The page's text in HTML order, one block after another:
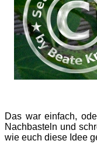
Das war einfach,
Nachbasteln und
wie euch diese Idee